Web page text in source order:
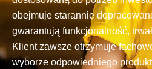
obejmuje starannie
gwarantują funkcjonalność,
Klient zawsze otrzymuje
wyborze odpowiedniego